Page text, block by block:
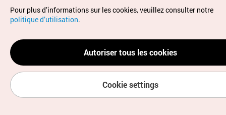
Droits d’auteur (c) Office National du Tourisme en Corée.
Tous droits réservés.
Pour les rapports d'erreurs et demandes de renseignements,
adressez vos demandes à
info.ontc@gmail.com
Pour plus d’informations sur les cookies, veuillez consulter notre
politique d’utilisation.
Autoriser tous les cookies
Cookie settings